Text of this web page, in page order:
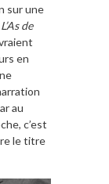
sur une
de
en
au
c’est
le titre